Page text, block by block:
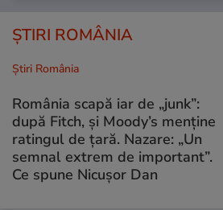
ȘTIRI ROMÂNIA
Știri România
România scapă iar de „junk”:
după Fitch, și Moody’s menține
ratingul de țară. Nazare: „Un
semnal extrem de important”.
Ce spune Nicușor Dan